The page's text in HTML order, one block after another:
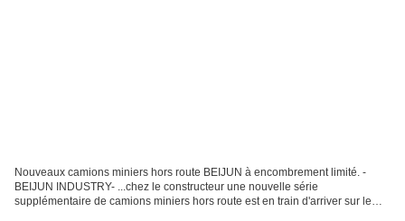
Nouveaux camions miniers hors route BEIJUN à encombrement limité. -
BEIJUN INDUSTRY- ...chez le constructeur une nouvelle série
supplémentaire de camions miniers hors route est en train d'arriver sur le